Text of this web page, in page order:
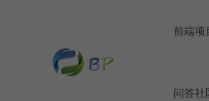
前端项
问答社